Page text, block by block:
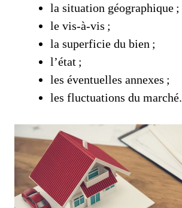
la situation géographique ;
le vis-à-vis ;
la superficie du bien ;
l’état ;
les éventuelles annexes ;
les fluctuations du marché.